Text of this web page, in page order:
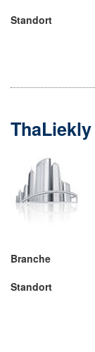
Standort
ThaLiekly
Branche
Standort